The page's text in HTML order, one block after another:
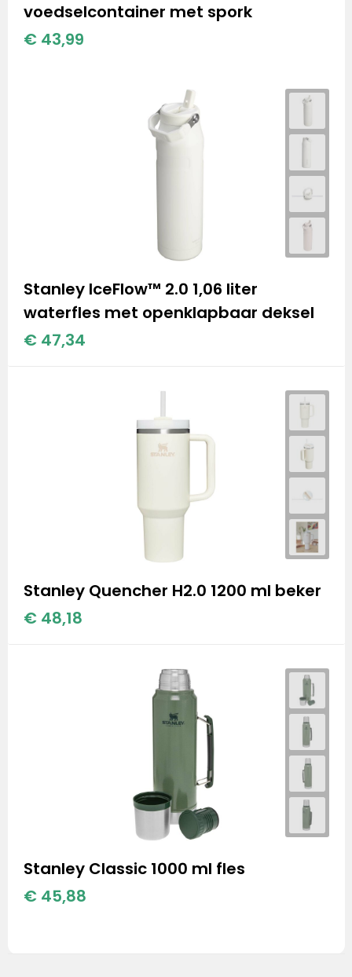
voedselcontainer met spork
€ 43,99
Stanley IceFlow™ 2.0 1,06 liter
waterfles met openklapbaar deksel
€ 47,34
Stanley Quencher H2.0 1200 ml beker
€ 48,18
Stanley Classic 1000 ml fles
€ 45,88